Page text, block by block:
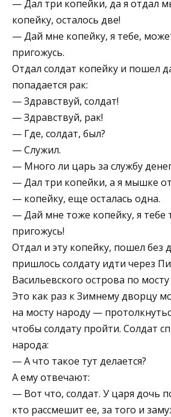
— Дал три копейки, да я отдал
копейку, осталось две!
— Дай мне копейку, я тебе,
пригожусь.
Отдал солдат копейку и пошел
попадается рак:
— Здравствуй, солдат!
— Здравствуй, рак!
— Где, солдат, был?
— Служил.
— Много ли царь за службу
— Дал три копейки, а я мышке
— копейку, еще осталась одна.
— Дай мне тоже копейку, я тебе
пригожусь!
Отдал и эту копейку, пошел без
пришлось солдату идти через
Васильевского острова по
Это как раз к Зимнему дворцу
на мосту народу —
чтобы солдату пройти. Солдат
народа:
— А что такое тут делается?
А ему отвечают:
— Вот что, солдат. У царя дочь
кто рассмешит ее, за того и